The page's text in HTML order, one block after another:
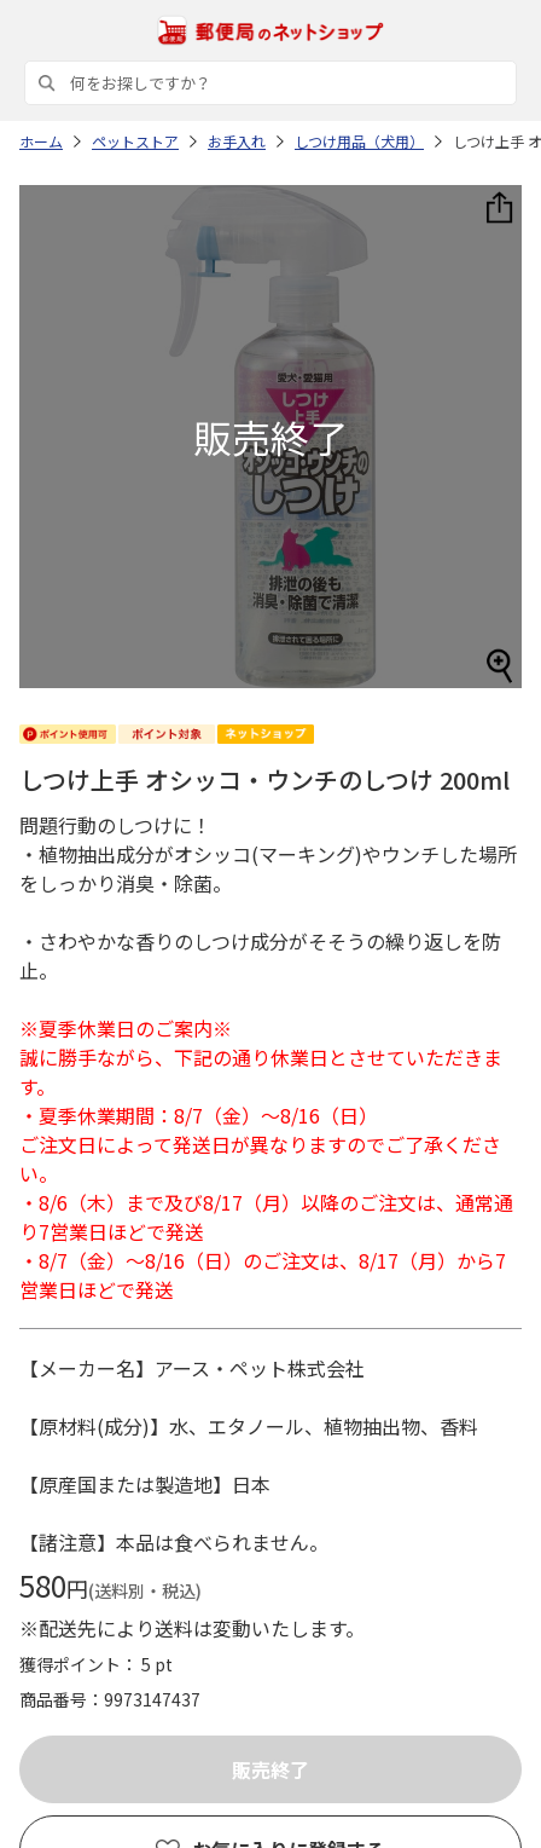
ホーム ペットストア お手入れ しつけ用品（犬用） しつけ上手
しつけ上手 オシッコ・ウンチのしつけ 200ml
問題行動のしつけに！
・植物抽出成分がオシッコ(マーキング)やウンチした場所
をしっかり消臭・除菌。
・さわやかな香りのしつけ成分がそそうの繰り返しを防
止。
※夏季休業日のご案内※
誠に勝手ながら、下記の通り休業日とさせていただきま
す。
・夏季休業期間：8/7（金）～8/16（日）
ご注文日によって発送日が異なりますのでご了承くださ
い。
・8/6（木）まで及び8/17（月）以降のご注文は、通常通
り7営業日ほどで発送
・8/7（金）～8/16（日）のご注文は、8/17（月）から7
営業日ほどで発送
【メーカー名】アース・ペット株式会社
【原材料(成分)】水、エタノール、植物抽出物、香料
【原産国または製造地】日本
【諸注意】本品は食べられません。
580円(送料別・税込)
※配送先により送料は変動いたします。
獲得ポイント： 5 pt
商品番号
9973147437